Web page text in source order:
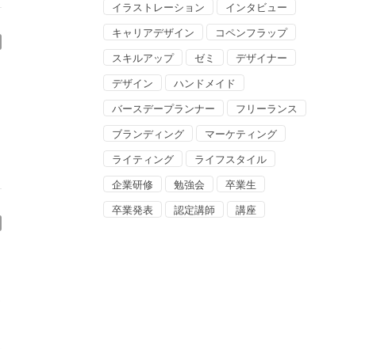
イラストレーション インタビュー
キャリアデザイン コペンフラップ
スキルアップ ゼミ デザイナー
デザイン ハンドメイド
バースデープランナー フリーランス
ブランディング マーケティング
ライティング ライフスタイル
企業研修 勉強会 卒業生
卒業発表 認定講師 講座